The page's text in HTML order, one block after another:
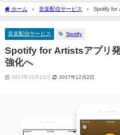
ホーム 音楽配信サービス
Spotify for
強化へ
音楽配信サービス Spotify
Spotify for Artistsアプリ
強化へ
2017年10月13日 2017年12月2日